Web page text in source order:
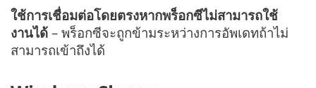
ใช้การเชื่อมต่อโดยตรงหากพร็อกซีไม่สามารถใช้
งานได้ – พร็อกซีจะถูกข้ามระหว่างการอัพเดทถ้าไม่
สามารถเข้าถึงได้